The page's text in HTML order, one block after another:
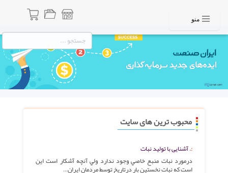
منو
محبوب ترین های سایت
آشنایی با تولید نبات
درمورد نبات منبع خاصي وجود ندارد ولي آنچه آشکار است اين
است که نبات نخستين بار درتاريخ توسط مردمان ايران…